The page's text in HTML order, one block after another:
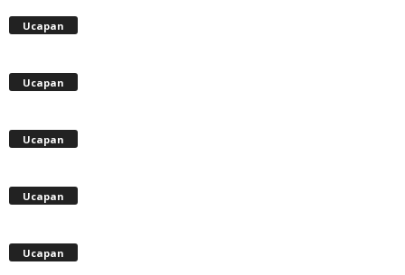
Ucapan
Ucapan
Ucapan
Ucapan
Ucapan